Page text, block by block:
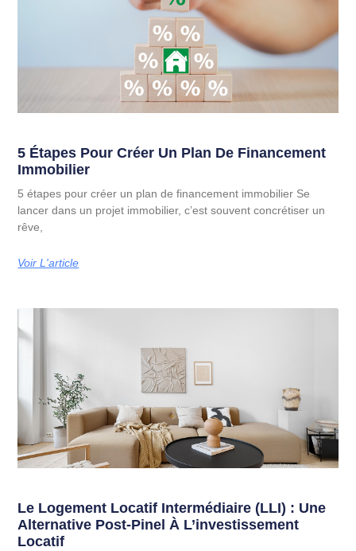
5 Étapes Pour Créer Un Plan De Financement
Immobilier
5 étapes pour créer un plan de financement immobilier Se
lancer dans un projet immobilier, c’est souvent concrétiser un
rêve,
Voir L'article
Le Logement Locatif Intermédiaire (LLI) : Une
Alternative Post-Pinel À L’investissement
Locatif